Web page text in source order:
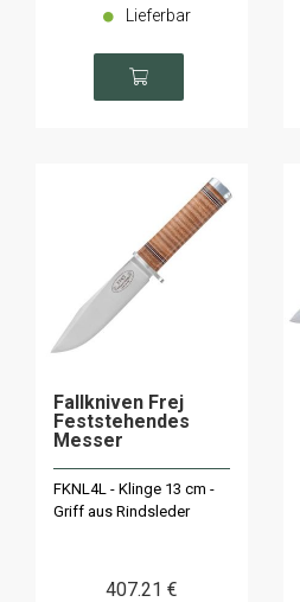
Lieferbar
Fallkniven Frej
Feststehendes
Messer
FKNL4L - Klinge 13 cm -
Griff aus Rindsleder
407.21 €